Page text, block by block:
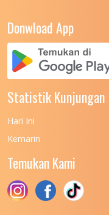
UNIVERSITAS
UNIVERSITAS
UNIVERSITAS
(UPN)
UNIVERSITAS
(UPN)
UNIVERSITAS
Donwload App
Statistik Kunjungan
Hari Ini
Kemarin
Temukan Kami